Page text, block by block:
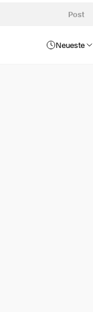
Post
Neueste